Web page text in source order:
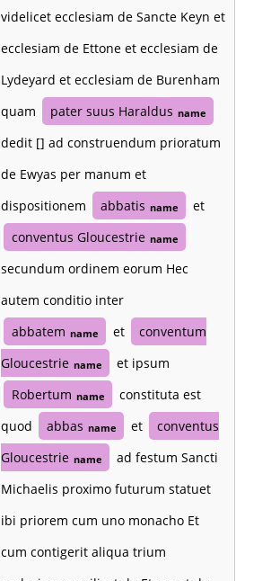
videlicet ecclesiam de Sancte Keyn et
ecclesiam de Ettone et ecclesiam de
Lydeyard et ecclesiam de Burenham
quam
pater suus Haraldus name
dedit [] ad construendum prioratum
de Ewyas per manum et
dispositionem
abbatis name
et
conventus Gloucestrie name
secundum ordinem eorum Hec
autem conditio inter
abbatem name et
conventum
Gloucestrie name
et ipsum
Robertum name
constituta est
quod
abbas name et
conventus
Gloucestrie name
ad festum Sancti
Michaelis proximo futurum statuet
ibi priorem cum uno monacho Et
cum contigerit aliqua trium